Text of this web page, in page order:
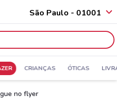
São Paulo - 01001
CRIANÇAS ÓTICAS
no flyer